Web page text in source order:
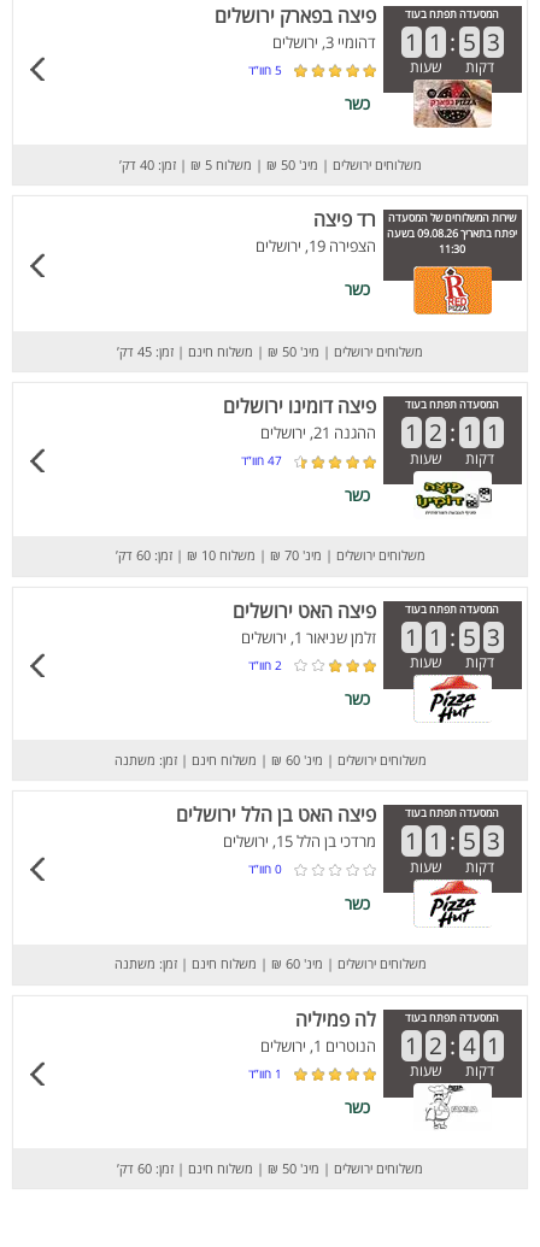
המסעדה תפתח בעוד
1 1 : 5 3
דקות שעות
פיצה בפארק ירושלים
דהומיי 3, ירושלים
5 חוו”ד
כשר
משלוחים ירושלים | מינ' 50 ₪ | משלוח 5 ₪ | זמן: 40 דק’
שירות המשלוחים של המסעדה
יפתח בתאריך 09.08.26 בשעה
11:30
רד פיצה
הצפירה 19, ירושלים
כשר
משלוחים ירושלים | מינ' 50 ₪ | משלוח חינם | זמן: 45 דק’
המסעדה תפתח בעוד
1 2 : 1 1
דקות שעות
פיצה דומינו ירושלים
ההגנה 21, ירושלים
47 חוו”ד
כשר
משלוחים ירושלים | מינ' 70 ₪ | משלוח 10 ₪ | זמן: 60 דק’
המסעדה תפתח בעוד
1 1 : 5 3
דקות שעות
פיצה האט ירושלים
זלמן שניאור 1, ירושלים
2 חוו”ד
כשר
משלוחים ירושלים | מינ' 60 ₪ | משלוח חינם | זמן: משתנה
המסעדה תפתח בעוד
1 1 : 5 3
דקות שעות
פיצה האט בן הלל ירושלים
מרדכי בן הלל 15, ירושלים
0 חוו”ד
כשר
משלוחים ירושלים | מינ' 60 ₪ | משלוח חינם | זמן: משתנה
המסעדה תפתח בעוד
1 2 : 4 1
דקות שעות
לה פמיליה
הנוטרים 1, ירושלים
1 חוו”ד
כשר
משלוחים ירושלים | מינ' 50 ₪ | משלוח חינם | זמן: 60 דק’